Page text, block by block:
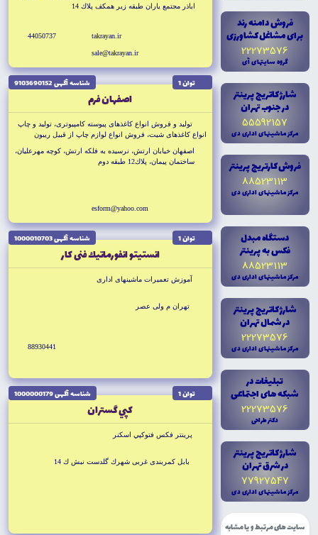
فروش دامنه رند
براى مشاغل کشاورزى
22273576
گروه سايتهاى آى
شارژ کاتريج پرينتر
در جنوب تهران
55592157
مرکز ماشينهاى ادارى دى
فروش کارتريج پرينتر
88523113
مرکز ماشينهاى ادارى دى
دستگاه مبدل
فکس به پرينتر
88523113
مرکز ماشينهاى ادارى دى
شارژ کاتريج پرينتر
در شمال تهران
22273576
مرکز ماشينهاى ادارى دى
تبليغات در
شبکه هاى اجتماعى
22273576
دکتر طراحى
شارژ کاتريج پرينتر
در شرق تهران
77927547
مرکز ماشينهاى ادارى دى
سایت های مرتبط و یا مشابه
اباذر مجتمع ياران طبقه زير همكف پلاك 14
takrayan.ir
sale@takrayan.ir
44050737
توان 1 شناسه آگهى 9103690152
اصفهان فرم
توليد و فروش انواع كاغذهاى پيوسته كامپيوترى، توليد و چاپ
انواع كاغذهاى شيت، فروش انواع لوازم چاپ از قبيل ريبون
PVE
اصفهان خيابان ارتش، نرسيده به فلكه ارتش، كوچه مهرعليان،
ساختمان پيمان، پلاك12 طبقه دوم
esform@yahoo.com
توان 1 شناسه آگهى 1000010703
انستيتو انفورماتيك فنى كار
آموزش تعميرات ماشينهاى ادارى
تهران م ولى عصر
88930441
توان 1 شناسه آگهى 1000000179
كپي گستران
پرينتر فكس فتوكپي اسكنر
بابل كمربندى غربى شهرك گلدست نبش ك 14